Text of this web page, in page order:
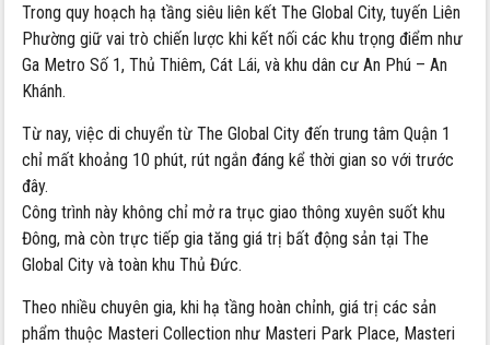
Trong quy hoạch hạ tầng siêu liên kết The Global City, tuyến Liên
Phường giữ vai trò chiến lược khi kết nối các khu trọng điểm như
Ga Metro Số 1, Thủ Thiêm, Cát Lái, và khu dân cư An Phú – An
Khánh.
Từ nay, việc di chuyển từ The Global City đến trung tâm Quận 1
chỉ mất khoảng 10 phút, rút ngắn đáng kể thời gian so với trước
đây.
Công trình này không chỉ mở ra trục giao thông xuyên suốt khu
Đông, mà còn trực tiếp gia tăng giá trị bất động sản tại The
Global City và toàn khu Thủ Đức.
Theo nhiều chuyên gia, khi hạ tầng hoàn chỉnh, giá trị các sản
phẩm thuộc Masteri Collection như Masteri Park Place, Masteri